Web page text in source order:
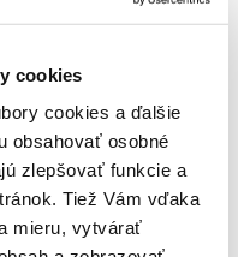
cookies
cookies a ďalšie
obsahovať osobné
zlepšovať funkcie a
Tiež Vám vďaka
mieru, vytvárať
predajcom pohonných
český a slovenský trh sú si
v posledných rokoch výrazne
doplnkový predaj vrátane
líder českého trhu so silným a
Tomasz Wiatraka dodáva:
ísť postupnými krokmi a sme
hráčov na slovenskom